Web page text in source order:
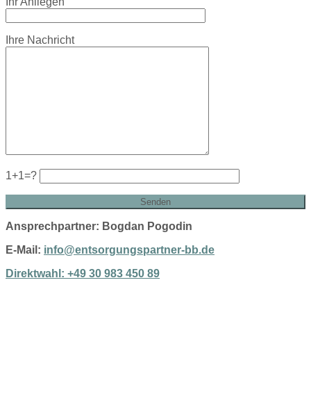
Ihre Nachricht
1+1=?
Ansprechpartner: Bogdan Pogodin
E-Mail: info@entsorgungspartner-bb.de
Direktwahl: +49 30 983 450 89